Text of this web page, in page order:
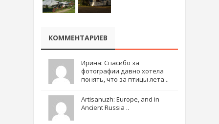
КОММЕНТАРИЕВ
Ирина: Спасибо за
фотографии.давно хотела
понять, что за птицы лета ..
Artisanuzh: Europe, and in
Ancient Russia ..